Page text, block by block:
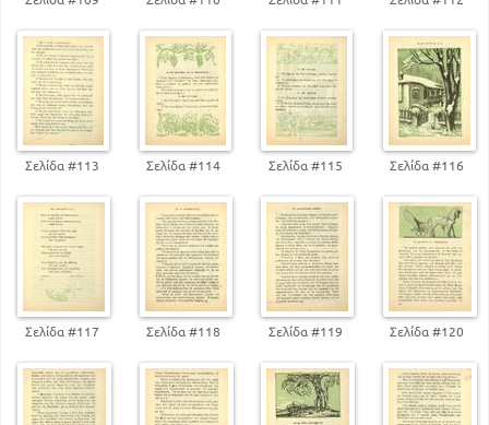
Ανάσταση
Το καλοκαίρι
219
Στην κουζίνα
232
2. Εκ της Συλλογής Σ. Σπεράντσα - Α. Μεταλλινού
Η όμορφη χώρα
36
Η Φθινοπωρινή Εθνική Εορτή
70
95
Η ελιά
121
Το ναυτόπουλο
Χιόνι στο χωριό
158
Το ραδιόφωνο
165
Η φανέλα του στρατιώτη
172
Ο Δαίδαλος και ο Ικαρος
189
Σελίδα #113 Σελίδα #114 Σελίδα #115 Σελίδα #116
Σελίδα #117 Σελίδα #118 Σελίδα #119 Σελίδα #120